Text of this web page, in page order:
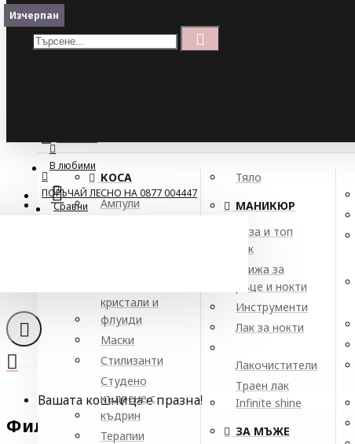
Меню
Кошница
В любими
Сравни
КОСА
Ампули
кристали и
флуиди
Маски
Стилизанти
Студено
къдрене с
къдрин
Терапии
Тяло
МАНИКЮР
База и топ
лак
Грижа за
ръце и нокти
Инструменти
Лак за нокти
Лакочистители
Траен лак
Infinite shine
ЗА МЪЖЕ
Вашата кошница е празна!
ПОРЪЧАЙ ЛЕСНО НА 0877 004447
Филтър
Изчерпан